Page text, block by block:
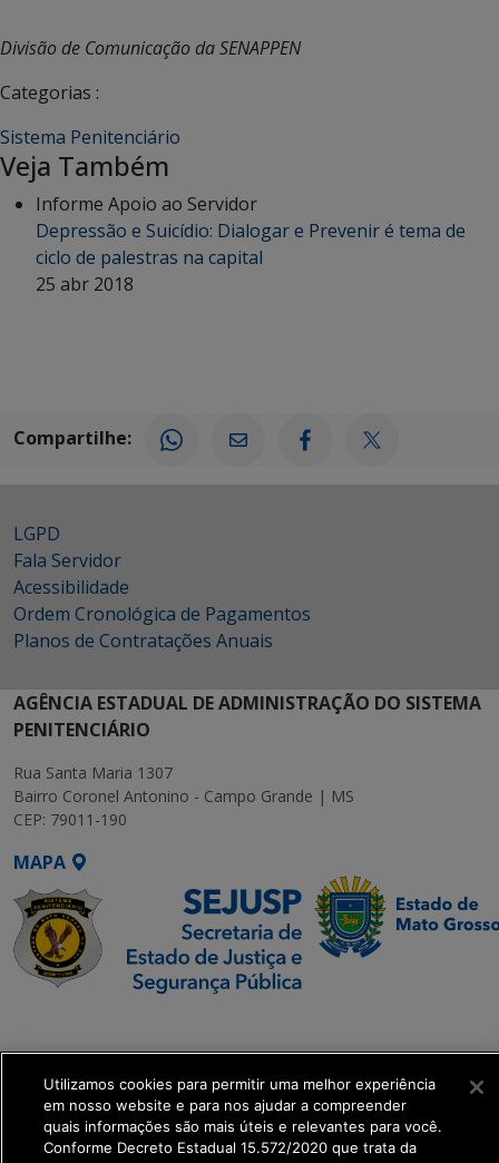
Divisão de Comunicação da SENAPPEN
Categorias :
Sistema Penitenciário
Veja Também
Informe Apoio ao Servidor
Depressão e Suicídio: Dialogar e Prevenir é tema de
ciclo de palestras na capital
25 abr 2018
Compartilhe:
LGPD
Fala Servidor
Acessibilidade
Ordem Cronológica de Pagamentos
Planos de Contratações Anuais
AGÊNCIA ESTADUAL DE ADMINISTRAÇÃO DO SISTEMA
PENITENCIÁRIO
Rua Santa Maria 1307
Bairro Coronel Antonino - Campo Grande | MS
CEP: 79011-190
MAPA
Executiva de
Transformação Digital
get_footer();
Utilizamos cookies para permitir uma melhor experiência
em nosso website e para nos ajudar a compreender
quais informações são mais úteis e relevantes para você.
Conforme Decreto Estadual 15.572/2020 que trata da